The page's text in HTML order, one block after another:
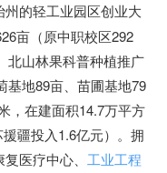
的轻工业园区创业大
亩（原中职校区292
北山林果科普种植推广
基地89亩、苗圃基地79
，在建面积14.7万平方
疆投入1.6亿元）。拥
医疗中心、 工业工程